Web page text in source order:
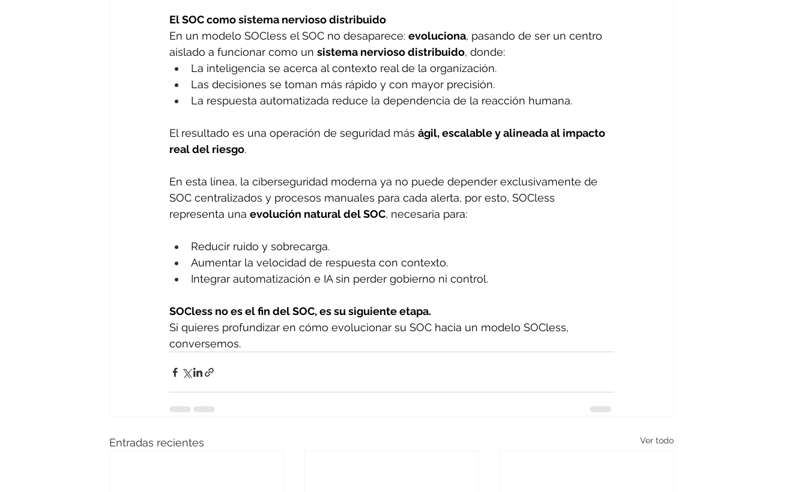
El SOC como sistema nervioso distribuido
En un modelo SOCless el SOC no desaparece: evoluciona, pasando de ser un centro
aislado a funcionar como un sistema nervioso distribuido, donde:
La inteligencia se acerca al contexto real de la organización.
Las decisiones se toman más rápido y con mayor precisión.
La respuesta automatizada reduce la dependencia de la reacción humana.
El resultado es una operación de seguridad más ágil, escalable y alineada al impacto
real del riesgo.
En esta línea, la ciberseguridad moderna ya no puede depender exclusivamente de
SOC centralizados y procesos manuales para cada alerta, por esto, SOCless
representa una evolución natural del SOC, necesaria para:
Reducir ruido y sobrecarga.
Aumentar la velocidad de respuesta con contexto.
Integrar automatización e IA sin perder gobierno ni control.
SOCless no es el fin del SOC, es su siguiente etapa.
Si quieres profundizar en cómo evolucionar su SOC hacia un modelo SOCless,
conversemos.
Entradas recientes Ver todo